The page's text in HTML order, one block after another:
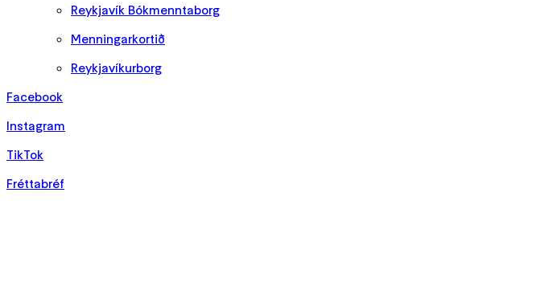
Reykjavík Bókmenntaborg
Menningarkortið
Reykjavíkurborg
Facebook
Instagram
TikTok
Fréttabréf